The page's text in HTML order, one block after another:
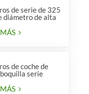
de serie de 325
diámetro de alta
de coche de
serie
406 mm